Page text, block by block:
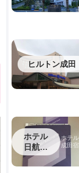
ヒルトン成田
ホテル
日航成
田
ホテ
成田